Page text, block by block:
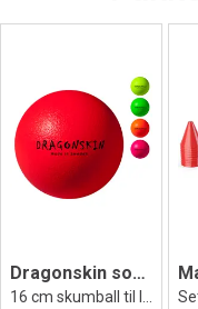
Dragonskin softball 16 cm